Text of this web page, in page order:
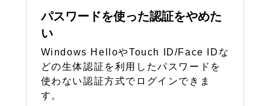
パスワードを使った認証をやめた
い
Windows HelloやTouch ID/Face IDな
どの生体認証を利用したパスワードを
使わない認証方式でログインできま
す。